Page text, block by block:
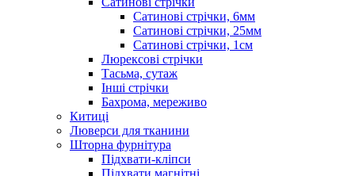
Сатинові стрічки, 6мм
Сатинові стрічки, 25мм
Сатинові стрічки, 1см
Люрексові стрічки
Тасьма, сутаж
Інші стрічки
Бахрома, мереживо
Китиці
Люверси для тканини
Шторна фурнітура
Підхвати-кліпси
Підхвати магнітні